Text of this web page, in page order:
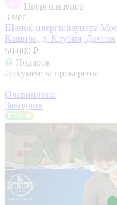
Цвергшнауцер
3 мес.
Щенок цвергшнауцера
Кашира, д. Клубня, Дачная
50 000 ₽
Подарок
Документы проверены
Олавинлина
Заводчик